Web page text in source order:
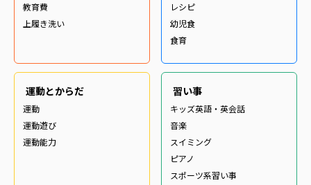
教育費
上履き洗い
レシピ
幼児食
食育
運動とからだ
運動
運動遊び
運動能力
習い事
キッズ英語・英会話
音楽
スイミング
ピアノ
スポーツ系習い事